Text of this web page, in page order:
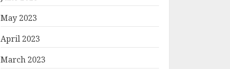
May 2023
April 2023
March 2023